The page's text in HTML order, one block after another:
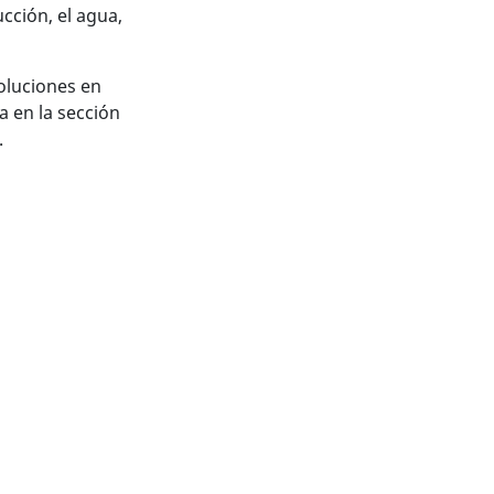
el agua,
en
en la sección